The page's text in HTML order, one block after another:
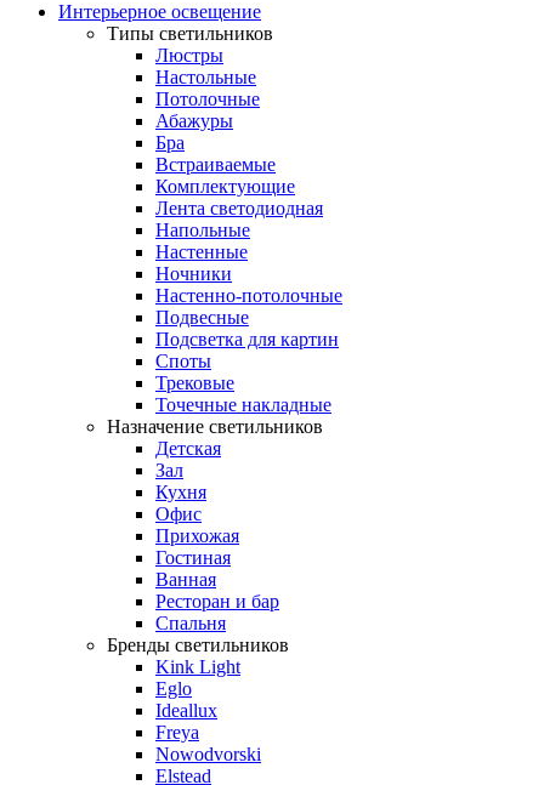
Интерьерное освещение
Типы светильников
Люстры
Настольные
Потолочные
Абажуры
Бра
Встраиваемые
Комплектующие
Лента светодиодная
Напольные
Настенные
Ночники
Настенно-потолочные
Подвесные
Подсветка для картин
Споты
Трековые
Точечные накладные
Назначение светильников
Детская
Зал
Кухня
Офис
Прихожая
Гостиная
Ванная
Ресторан и бар
Спальня
Бренды светильников
Kink Light
Eglo
Ideallux
Freya
Nowodvorski
Elstead